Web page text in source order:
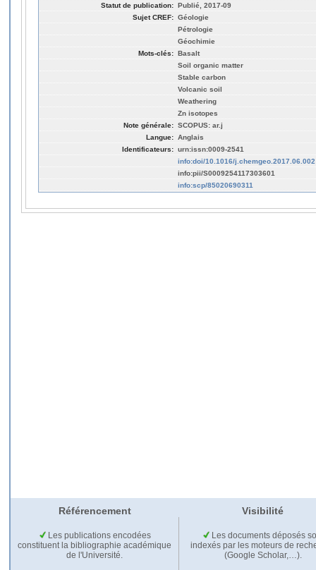
Statut de publication: Publié, 2017-09
Sujet CREF: Géologie
Pétrologie
Géochimie
Mots-clés: Basalt
Soil organic matter
Stable carbon
Volcanic soil
Weathering
Zn isotopes
Note générale: SCOPUS: ar.j
Langue: Anglais
Identificateurs: urn:issn:0009-2541
info:doi/10.1016/j.chemgeo.2017.06.002
info:pii/S0009254117303601
info:scp/85020690311
Référencement Visibilité
Les publications encodées
constituent la bibliographie académique
de l'Université.
Les documents déposés
indexés par les moteurs de
(Google Scholar,…).